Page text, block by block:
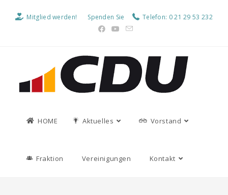
Mitglied werden! Spenden Sie Telefon: 0 21 29 53 232
HOME Aktuelles Vorstand
Fraktion Vereinigungen Kontakt